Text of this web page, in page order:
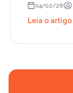
04/02/26
Leia o artigo